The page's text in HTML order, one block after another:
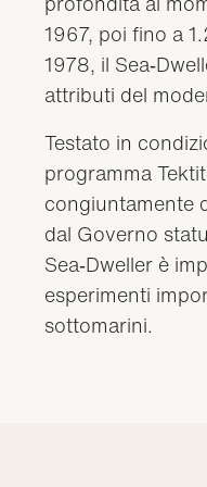
1967, poi fino a
1978, il
attributi del
Testato in
programma
congiuntamente
dal Governo
Sea‑Dweller è
esperimenti
sottomarini.